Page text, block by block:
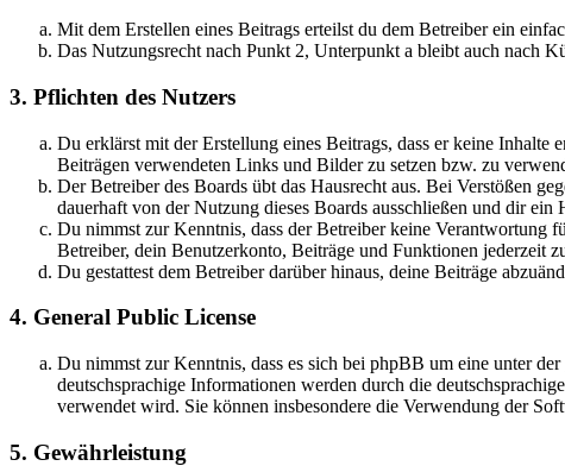
Mit dem Erstellen eines Beitrags erteilst du dem Betreiber ein
Das Nutzungsrecht nach Punkt 2, Unterpunkt a bleibt auch nach
3. Pflichten des Nutzers
Du erklärst mit der Erstellung eines Beitrags, dass er keine Inhalte
Beiträgen verwendeten Links und Bilder zu setzen bzw. zu
Der Betreiber des Boards übt das Hausrecht aus. Bei Verstößen
dauerhaft von der Nutzung dieses Boards ausschließen und dir ein
Du nimmst zur Kenntnis, dass der Betreiber keine Verantwortung
Betreiber, dein Benutzerkonto, Beiträge und Funktionen jederzeit
Du gestattest dem Betreiber darüber hinaus, deine Beiträge
4. General Public License
Du nimmst zur Kenntnis, dass es sich bei phpBB um eine unter der
deutschsprachige Informationen werden durch die
verwendet wird. Sie können insbesondere die Verwendung der
5. Gewährleistung